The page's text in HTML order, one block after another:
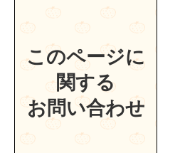
このページに
関する
お問い合わせ